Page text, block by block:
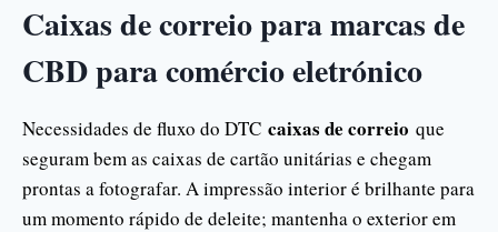
Caixas de correio para marcas de
CBD para comércio eletrónico
Necessidades de fluxo do DTC caixas de correio que
seguram bem as caixas de cartão unitárias e chegam
prontas a fotografar. A impressão interior é brilhante para
um momento rápido de deleite; mantenha o exterior em